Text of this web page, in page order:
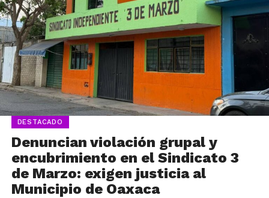
DESTACADO
Denuncian violación grupal y
encubrimiento en el Sindicato 3
de Marzo: exigen justicia al
Municipio de Oaxaca